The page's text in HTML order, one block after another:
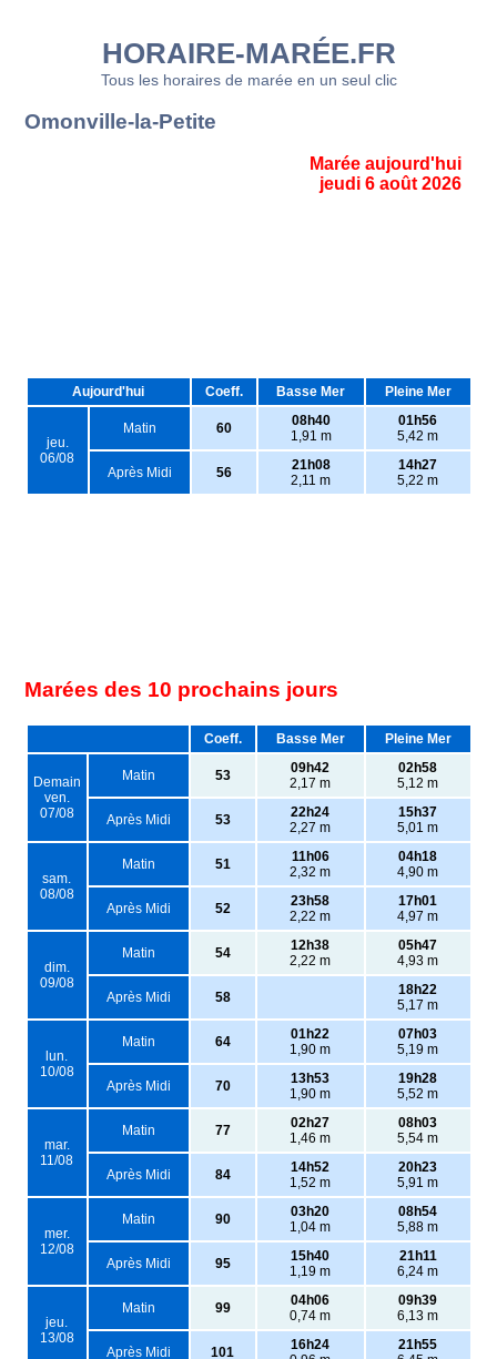
HORAIRE-MARÉE.FR
Tous les horaires de marée en un seul clic
Omonville-la-Petite
Marée aujourd'hui
jeudi 6 août 2026
Aujourd'hui Coeff. Basse Mer Pleine Mer
jeu.
06/08
Matin 60
08h40
1,91 m
01h56
5,42 m
Après Midi 56
21h08
2,11 m
14h27
5,22 m
Marées des 10 prochains jours
Coeff. Basse Mer Pleine Mer
Demain
ven.
07/08
Matin 53
09h42
2,17 m
02h58
5,12 m
Après Midi 53
22h24
2,27 m
15h37
5,01 m
sam.
08/08
Matin 51
11h06
2,32 m
04h18
4,90 m
Après Midi 52
23h58
2,22 m
17h01
4,97 m
dim.
09/08
Matin 54
12h38
2,22 m
05h47
4,93 m
Après Midi 58
18h22
5,17 m
lun.
10/08
Matin 64
01h22
1,90 m
07h03
5,19 m
Après Midi 70
13h53
1,90 m
19h28
5,52 m
mar.
11/08
Matin 77
02h27
1,46 m
08h03
5,54 m
Après Midi 84
14h52
1,52 m
20h23
5,91 m
mer.
12/08
Matin 90
03h20
1,04 m
08h54
5,88 m
Après Midi 95
15h40
1,19 m
21h11
6,24 m
jeu.
13/08
Matin 99
04h06
0,74 m
09h39
6,13 m
Après Midi 101
16h24
21h55